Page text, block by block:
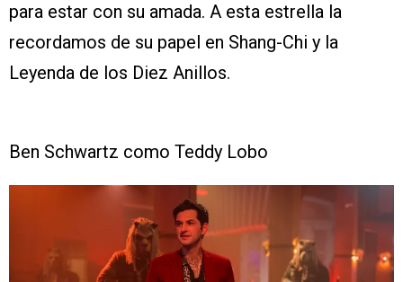
para estar con su amada. A esta estrella la
recordamos de su papel en Shang-Chi y la
Leyenda de los Diez Anillos.
Ben Schwartz como Teddy Lobo